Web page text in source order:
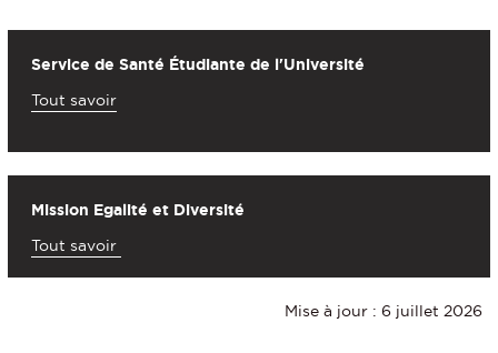
Service de Santé Étudiante de l'Université
Tout savoir
Mission Egalité et Diversité
Tout savoir
Mise à jour : 6 juillet 2026